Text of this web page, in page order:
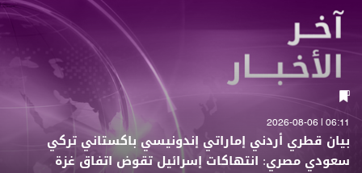
06:11 | 2026-08-06
بيان قطري أردني إماراتي إندونيسي باكستاني تركي
سعودي مصري: انتهاكات إسرائيل تقوض اتفاق غزة